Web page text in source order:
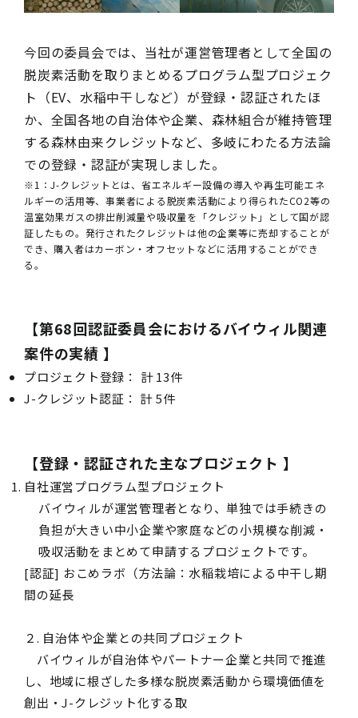
今回の委員会では、当社が運営管理者として全国の
脱炭素活動を取りまとめるプログラム型プロジェク
ト（EV、水稲中干しなど）が登録・認証されたほ
か、全国各地の自治体や企業、森林組合が維持管理
する森林由来クレジットなど、多岐にわたる方法論
での登録・認証が実現しました。
※1：J-クレジットとは、省エネルギー設備の導入や再生可能エネ
ルギーの活用等、事業者による脱炭素活動により得られたCO2等の
温室効果ガスの排出削減量や吸収量を「クレジット」として国が認
証したもの。発行されたクレジットは他の企業等に売却することが
でき、購入者はカーボン・オフセットなどに活用することができ
る。
【第68回認証委員会におけるバイウィル関連
案件の実績 】
プロジェクト登録： 計 13件
J-クレジット認証： 計 5件
【登録・認証された主なプロジェクト 】
自社運営プログラム型プロジェクト
バイウィルが運営管理者となり、単独では手続きの
負担が大きい中小企業や家庭などの小規模な削減・
吸収活動をまとめて申請するプロジェクトです。
[認証] おこめラボ（方法論：水稲栽培による中干し期
間の延長
２. 自治体や企業との共同プロジェクト
バイウィルが自治体やパートナー企業と共同で推進
し、地域に根ざした多様な脱炭素活動から環境価値を
創出・J-クレジット化する取